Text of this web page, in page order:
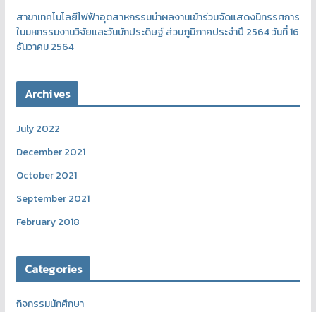
สาขาเทคโนโลยีไฟฟ้าอุตสาหกรรมนำผลงานเข้าร่วมจัดแสดงนิทรรศการ
ในมหกรรมงานวิจัยและวันนักประดิษฐ์ ส่วนภูมิภาคประจำปี 2564 วันที่ 16
ธันวาคม 2564
Archives
July 2022
December 2021
October 2021
September 2021
February 2018
Categories
กิจกรรมนักศึกษา